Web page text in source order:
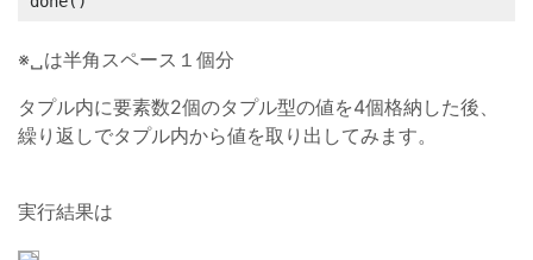
※␣は半角スペース１個分
タプル内に要素数2個のタプル型の値を4個格納した後、
繰り返しでタプル内から値を取り出してみます。
実行結果は